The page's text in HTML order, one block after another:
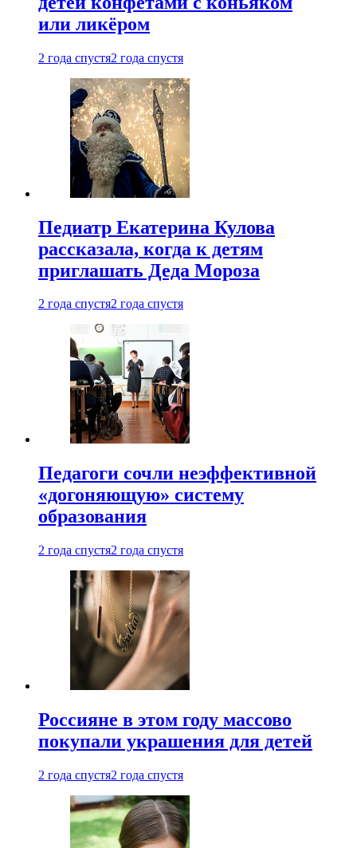
или ликёром
2 года спустя2 года спустя
Педиатр Екатерина Кулова
рассказала, когда к детям
приглашать Деда Мороза
2 года спустя2 года спустя
Педагоги сочли неэффективной
«догоняющую» систему
образования
2 года спустя2 года спустя
Россияне в этом году массово
покупали украшения для детей
2 года спустя2 года спустя